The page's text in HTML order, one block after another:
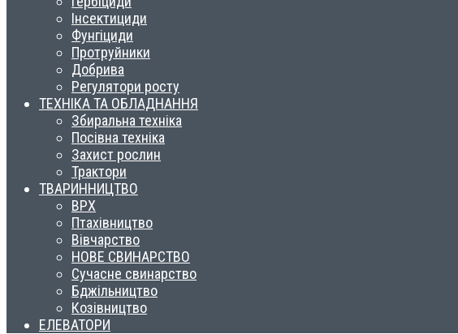
Інсектициди
Фунгіциди
Протруйники
Добрива
Регулятори росту
ТЕХНІКА ТА ОБЛАДНАННЯ
Збиральна техніка
Посівна техніка
Захист рослин
Трактори
ТВАРИННИЦТВО
ВРХ
Птахівництво
Вівчарство
НОВЕ СВИНАРСТВО
Сучасне свинарство
Бджільництво
Козівництво
ЕЛЕВАТОРИ